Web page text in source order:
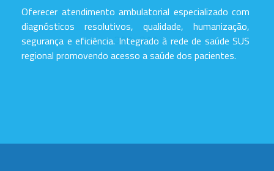
Oferecer atendimento ambulatorial especializado com
diagnósticos resolutivos, qualidade, humanização,
segurança e eficiência. Integrado à rede de saúde SUS
regional promovendo acesso a saúde dos pacientes.